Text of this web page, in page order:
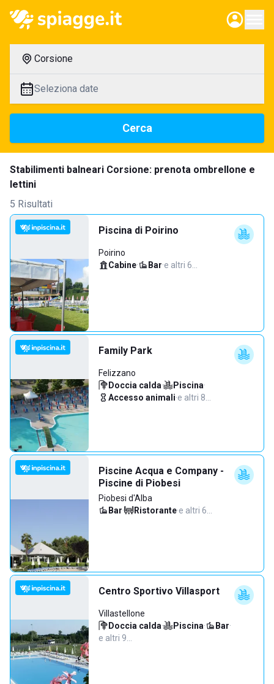
Corsione
Seleziona date
Cerca
Stabilimenti balneari Corsione: prenota ombrellone e
lettini
5 Risultati
Piscina di Poirino
Poirino
Cabine· Bar·e altri 6…
Family Park
Felizzano
Doccia calda· Piscina·
Accesso animali·e altri 8…
Piscine Acqua e Company -
Piscine di Piobesi
Piobesi d'Alba
Bar· Ristorante·e altri 6…
Centro Sportivo Villasport
Villastellone
Doccia calda· Piscina· Bar·
e altri 9…